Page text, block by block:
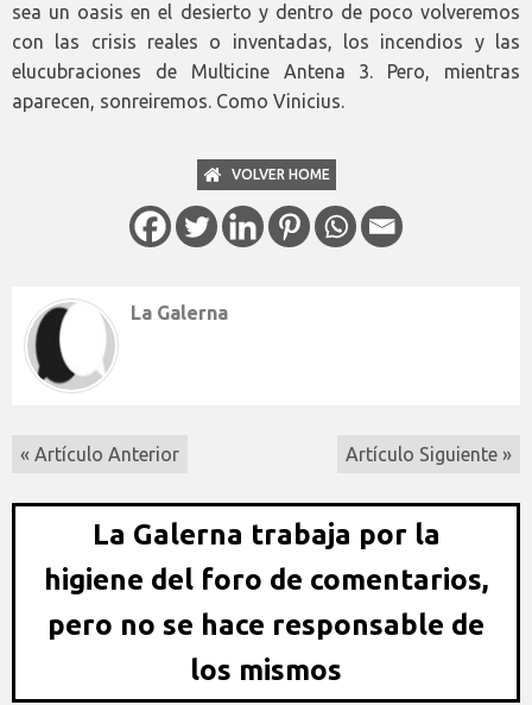
sea un oasis en el desierto y dentro de poco volveremos
con las crisis reales o inventadas, los incendios y las
elucubraciones de Multicine Antena 3. Pero, mientras
aparecen, sonreiremos. Como Vinicius.
VOLVER HOME
La Galerna
« Artículo Anterior Artículo Siguiente »
La Galerna trabaja por la
higiene del foro de comentarios,
pero no se hace responsable de
los mismos